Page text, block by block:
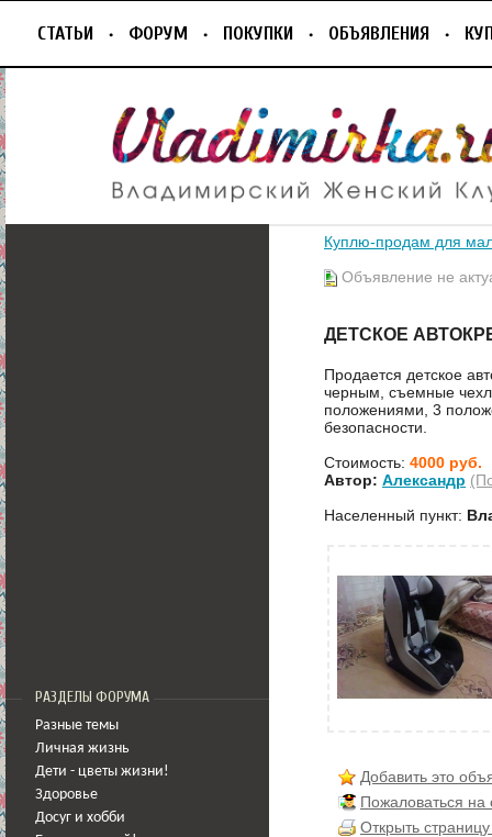
СТАТЬИ ФОРУМ ПОКУПКИ ОБЪЯВЛЕНИЯ
РАЗДЕЛЫ ФОРУМА
Разные темы
Личная жизнь
Дети - цветы жизни!
Здоровье
Досуг и хобби
Куплю-продам для
Объявление не
ДЕТСКОЕ
Продается детское
черным, съемные
положениями, 3
безопасности.
Стоимость: 4000 руб.
Автор: Александр
Населенный пункт:
Добавить это
Пожаловаться
Открыть